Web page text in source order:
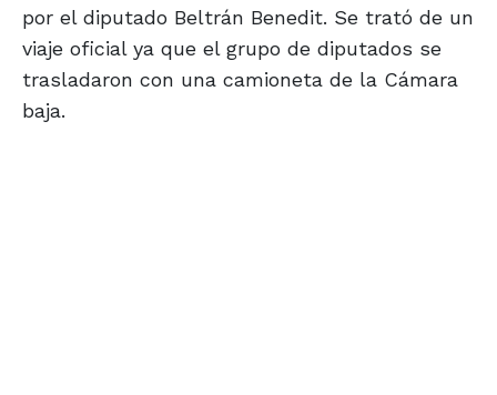
por el diputado Beltrán Benedit. Se trató de un
viaje oficial ya que el grupo de diputados se
trasladaron con una camioneta de la Cámara
baja.